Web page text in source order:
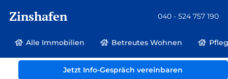
Zinshafen 040 - 524 757 190
Alle Immobilien Betreutes Wohnen
Jetzt Info-Gespräch vereinbaren
Betreutes Wohnen und Pflegeimmobilien Deutschland